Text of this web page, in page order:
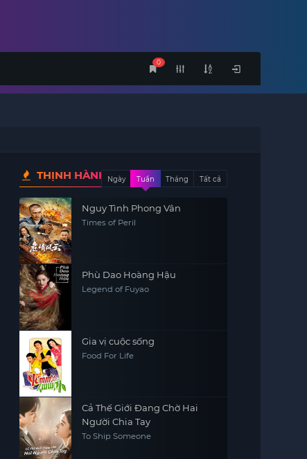
0
THỊNH HÀNHNgày Tuần Tháng Tất cả
Nguy Tình Phong Vân
Times of Peril
Phù Dao Hoàng Hậu
Legend of Fuyao
Gia vị cuộc sống
Food For Life
Cả Thế Giới Đang Chờ Hai
Người Chia Tay
To Ship Someone